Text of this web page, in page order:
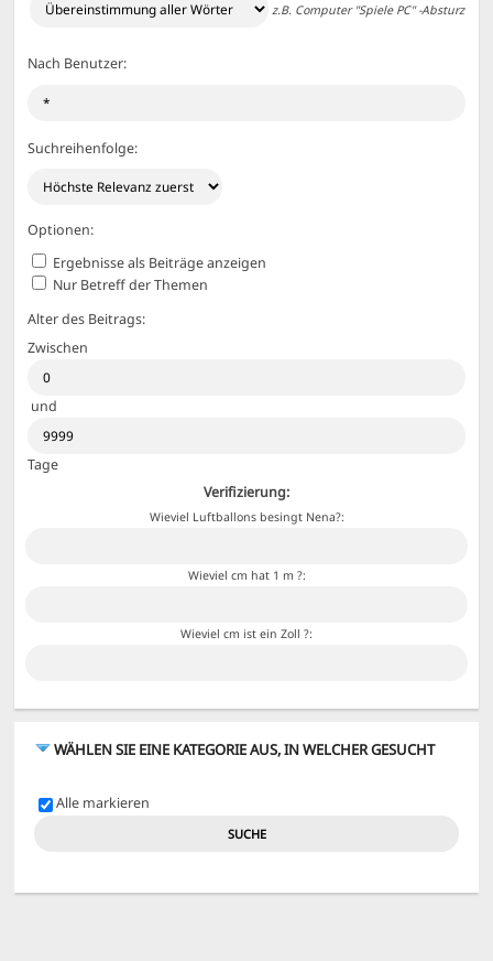
z.B. Computer "Spiele PC" -Absturz
Nach Benutzer:
Suchreihenfolge:
Optionen:
Ergebnisse als Beiträge anzeigen
Nur Betreff der Themen
Alter des Beitrags:
Zwischen
und
Tage
Verifizierung:
Wieviel Luftballons besingt Nena?:
Wieviel cm hat 1 m ?:
Wieviel cm ist ein Zoll ?:
WÄHLEN SIE EINE KATEGORIE AUS, IN WELCHER GESUCHT
Alle markieren